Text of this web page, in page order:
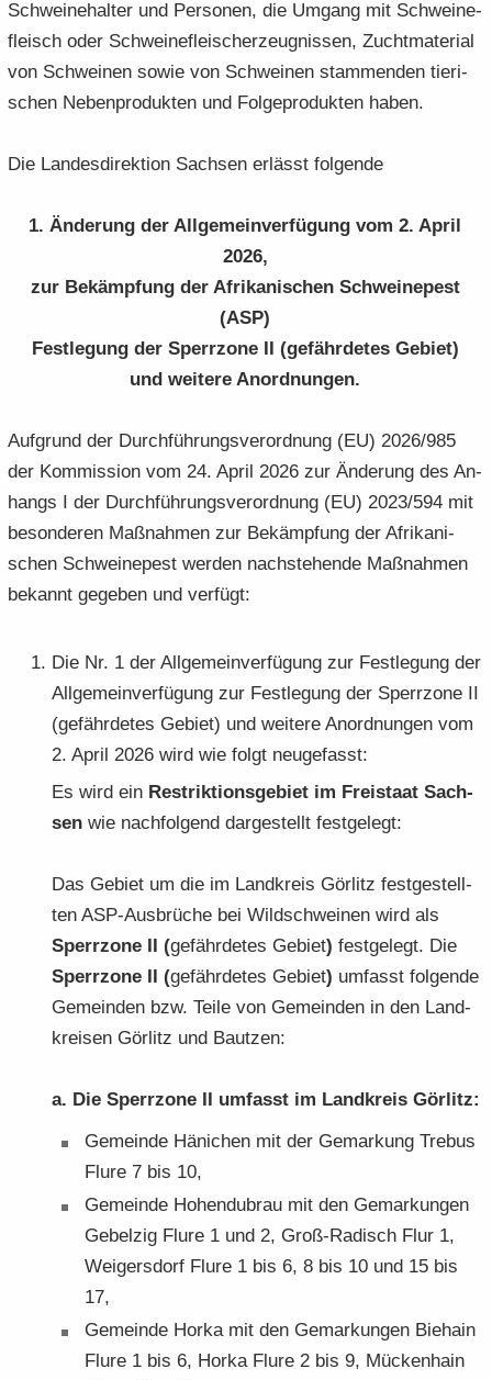
Schwei­ne­hal­ter und Per­so­nen, die Um­gang mit Schwei­ne­
fleisch oder Schwei­ne­flei­sch­er­zeug­nis­sen, Zucht­ma­te­ri­al
von Schwei­nen sowie von Schwei­nen stam­men­den tie­ri­
schen Ne­ben­pro­duk­ten und Fol­ge­pro­duk­ten haben.
Die Lan­des­di­rek­ti­on Sach­sen er­lässt fol­gen­de
1. Än­de­rung der All­ge­mein­ver­fü­gung vom 2. April
2026,
zur Be­kämp­fung der Afri­ka­ni­schen Schwei­ne­pest
(ASP)
Fest­le­gung der Sperr­zo­ne II (ge­fähr­de­tes Ge­biet)
und wei­te­re An­ord­nun­gen.
Auf­grund der Durch­füh­rungs­ver­ord­nung (EU) 2026/985
der Kom­mis­si­on vom 24. April 2026 zur Än­de­rung des An­
hangs I der Durch­füh­rungs­ver­ord­nung (EU) 2023/594 mit
be­son­de­ren Maß­nah­men zur Be­kämp­fung der Afri­ka­ni­
schen Schwei­ne­pest wer­den nach­ste­hen­de Maß­nah­men
be­kannt ge­ge­ben und ver­fügt:
Die Nr. 1 der All­ge­mein­ver­fü­gung zur Fest­le­gung der
All­ge­mein­ver­fü­gung zur Fest­le­gung der Sperr­zo­ne II
(ge­fähr­de­tes Ge­biet) und wei­te­re An­ord­nun­gen vom
2. April 2026 wird wie folgt neu­ge­fasst:
Es wird ein Re­strik­ti­ons­ge­biet im Frei­staat Sach­
sen wie nach­fol­gend dar­ge­stellt fest­ge­legt:
Das Ge­biet um die im Land­kreis Gör­litz fest­ge­stell­
ten ASP-​Ausbrüche bei Wild­schwei­nen wird als
Sperr­zo­ne II (ge­fähr­de­tes Ge­biet) fest­ge­legt. Die
Sperr­zo­ne II (ge­fähr­de­tes Ge­biet) um­fasst fol­gen­de
Ge­mein­den bzw. Teile von Ge­mein­den in den Land­
krei­sen Gör­litz und Baut­zen:
a. Die Sperr­zo­ne II um­fasst im Land­kreis Gör­litz:
Ge­mein­de Hä­ni­chen mit der Ge­mar­kung Tre­bus
Flure 7 bis 10,
Ge­mein­de Ho­hen­du­brau mit den Ge­mar­kun­gen
Ge­bel­zig Flure 1 und 2, Groß-​Radisch Flur 1,
Wei­gers­dorf Flure 1 bis 6, 8 bis 10 und 15 bis
17,
Ge­mein­de Horka mit den Ge­mar­kun­gen Bie­hain
Flure 1 bis 6, Horka Flure 2 bis 9, Mü­cken­hain